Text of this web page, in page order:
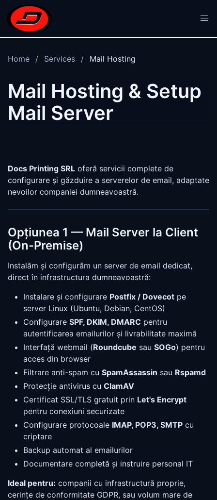
Skip to main content
Home Services Mail Hosting
Mail Hosting & Setup
Mail Server
Docs Printing SRL oferă servicii complete de
configurare și găzduire a serverelor de email, adaptate
nevoilor companiei dumneavoastră.
Opțiunea 1 — Mail Server la Client
(On-Premise)
Instalăm și configurăm un server de email dedicat,
direct în infrastructura dumneavoastră:
Instalare și configurare Postfix / Dovecot pe
server Linux (Ubuntu, Debian, CentOS)
Configurare SPF, DKIM, DMARC pentru
autentificarea emailurilor și livrabilitate maximă
Interfață webmail (Roundcube sau SOGo) pentru
acces din browser
Filtrare anti-spam cu SpamAssassin sau Rspamd
Protecție antivirus cu ClamAV
Certificat SSL/TLS gratuit prin Let's Encrypt
pentru conexiuni securizate
Configurare protocoale IMAP, POP3, SMTP cu
criptare
Backup automat al emailurilor
Documentare completă și instruire personal IT
Ideal pentru: companii cu infrastructură proprie,
cerințe de conformitate GDPR, sau volum mare de